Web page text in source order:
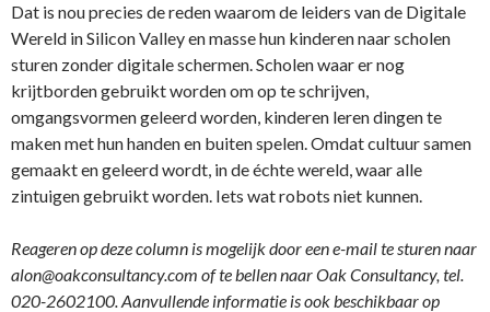
Dat is nou precies de reden waarom de leiders van de Digitale
Wereld in Silicon Valley en masse hun kinderen naar scholen
sturen zonder digitale schermen. Scholen waar er nog
krijtborden gebruikt worden om op te schrijven,
omgangsvormen geleerd worden, kinderen leren dingen te
maken met hun handen en buiten spelen. Omdat cultuur samen
gemaakt en geleerd wordt, in de échte wereld, waar alle
zintuigen gebruikt worden. Iets wat robots niet kunnen.
Reageren op deze column is mogelijk door een e-mail te sturen naar
alon@oakconsultancy.com of te bellen naar Oak Consultancy, tel.
020-2602100. Aanvullende informatie is ook beschikbaar op